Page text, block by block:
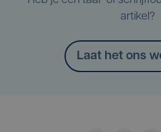
artikel?
Laat het ons